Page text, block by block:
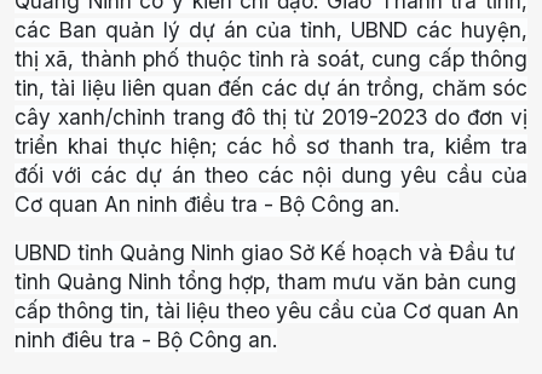
các Ban quản lý dự án của tỉnh, UBND các huyện,
thị xã, thành phố thuộc tỉnh rà soát, cung cấp thông
tin, tài liệu liên quan đến các dự án trồng, chăm sóc
cây xanh/chỉnh trang đô thị từ 2019-2023 do đơn vị
triển khai thực hiện; các hồ sơ thanh tra, kiểm tra
đối với các dự án theo các nội dung yêu cầu của
Cơ quan An ninh điều tra - Bộ Công an.
UBND tỉnh Quảng Ninh giao Sở Kế hoạch và Đầu tư
tỉnh Quảng Ninh tổng hợp, tham mưu văn bản cung
cấp thông tin, tài liệu theo yêu cầu của Cơ quan An
ninh điêu tra - Bộ Công an.